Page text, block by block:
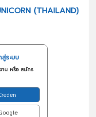
(THAILAND)
ระบบ
าน หรือ สมัคร